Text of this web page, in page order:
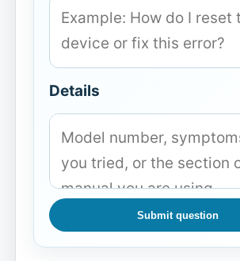
Details
Submit question